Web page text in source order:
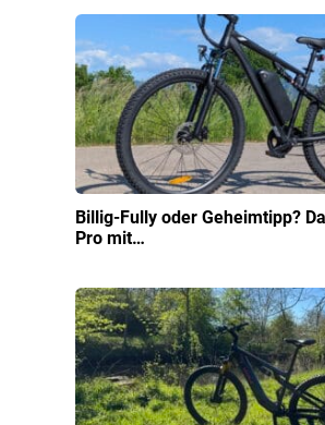
Billig-Fully oder Geheimtipp?
Pro mit…